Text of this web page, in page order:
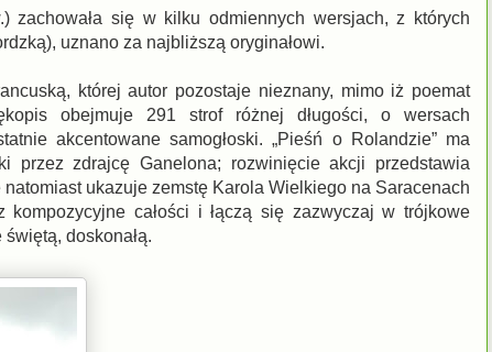
zachowała się w kilku odmiennych wersjach, z których
uznano za najbliższą oryginałowi.
której autor pozostaje nieznany, mimo iż poemat
obejmuje 291 strof różnej długości, o wersach
akcentowane samogłoski. „Pieśń o Rolandzie” ma
przez zdrajcę Ganelona; rozwinięcie akcji przedstawia
ukazuje zemstę Karola Wielkiego na Saracenach
całości i łączą się zazwyczaj w trójkowe
doskonałą.